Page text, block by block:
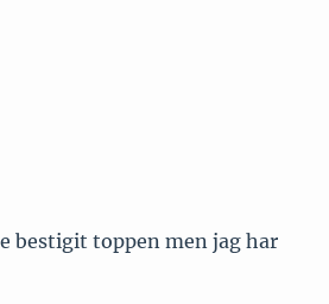
bestigit toppen men jag har